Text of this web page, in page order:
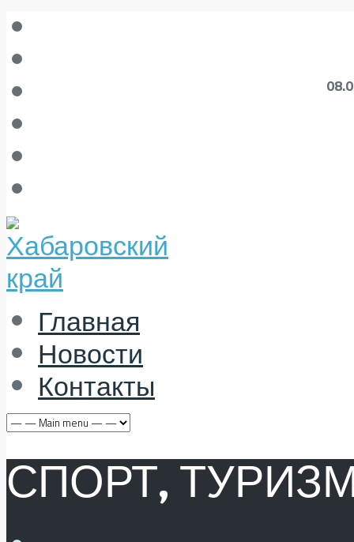
Главная
Новости
Контакты
СПОРТ,